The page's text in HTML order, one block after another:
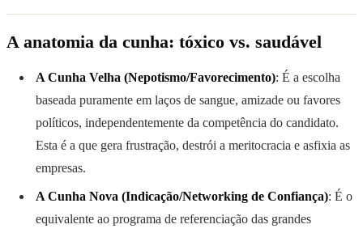
A anatomia da cunha: tóxico vs. saudável
A Cunha Velha (Nepotismo/Favorecimento): É a escolha
baseada puramente em laços de sangue, amizade ou favores
políticos, independentemente da competência do candidato.
Esta é a que gera frustração, destrói a meritocracia e asfixia as
empresas.
A Cunha Nova (Indicação/Networking de Confiança): É o
equivalente ao programa de referenciação das grandes